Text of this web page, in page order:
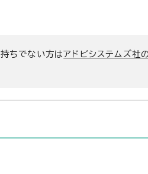
ちでない方はアドビシステムズ社